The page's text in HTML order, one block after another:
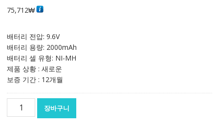
75,712₩
배터리 전압: 9.6V
배터리 용량: 2000mAh
배터리 셀 유형: NI-MH
제품 상황 : 새로운
보증 기간 : 12개월
장바구니